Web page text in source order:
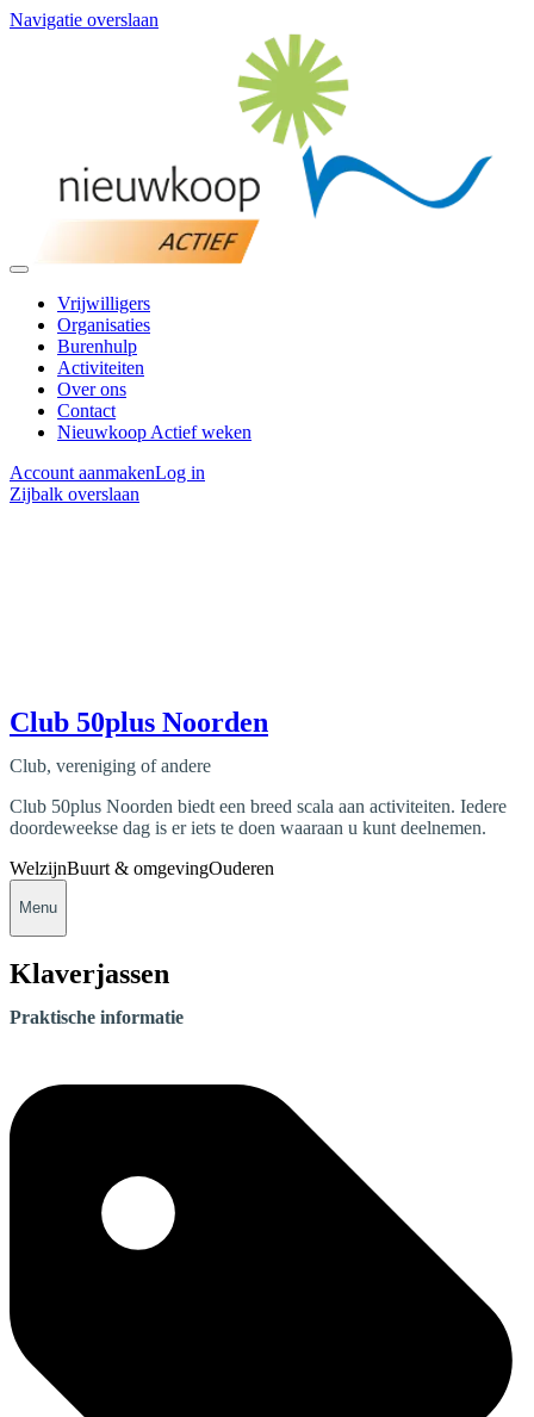
Navigatie overslaan
Vrijwilligers
Organisaties
Burenhulp
Activiteiten
Over ons
Contact
Nieuwkoop Actief weken
Account aanmakenLog in
Zijbalk overslaan
Club 50plus Noorden
Club, vereniging of andere
Club 50plus Noorden biedt een breed scala aan activiteiten. Iedere
doordeweekse dag is er iets te doen waaraan u kunt deelnemen.
WelzijnBuurt & omgevingOuderen
Menu
Klaverjassen
Praktische informatie